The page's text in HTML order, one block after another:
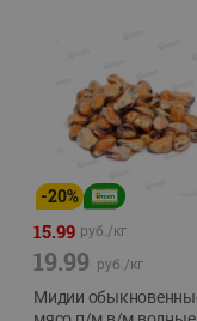
-20%
15.99 руб./кг
19.99 руб./кг
Мидии